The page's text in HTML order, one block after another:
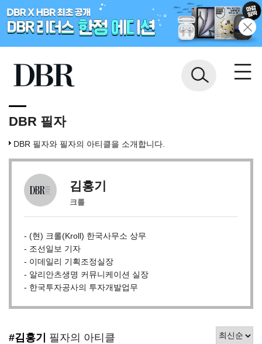
DBR 필자
DBR 필자와 필자의 아티클을 소개합니다.
김홍기
크롤
- (현) 크롤(Kroll) 한국사무소 상무
- 조선일보 기자
- 이데일리 기획조정실장
- 알리안츠생명 커뮤니케이션 실장
- 한국투자공사의 투자개발업무
#김홍기 필자의 아티클